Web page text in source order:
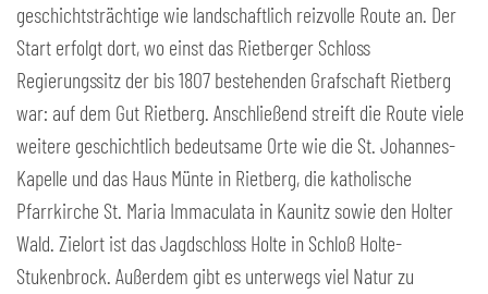
geschichtsträchtige wie landschaftlich reizvolle Route an. Der
Start erfolgt dort, wo einst das Rietberger Schloss
Regierungssitz der bis 1807 bestehenden Grafschaft Rietberg
war: auf dem Gut Rietberg. Anschließend streift die Route viele
weitere geschichtlich bedeutsame Orte wie die St. Johannes-
Kapelle und das Haus Münte in Rietberg, die katholische
Pfarrkirche St. Maria Immaculata in Kaunitz sowie den Holter
Wald. Zielort ist das Jagdschloss Holte in Schloß Holte-
Stukenbrock. Außerdem gibt es unterwegs viel Natur zu